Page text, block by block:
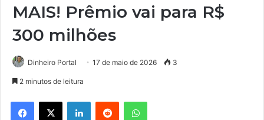
MAIS! Prêmio vai para R$
300 milhões
Dinheiro Portal 17 de maio de 2026 3
2 minutos de leitura
Facebook
X LinkedinReddit WhatsApp